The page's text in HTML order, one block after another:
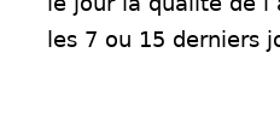
les 7 ou 15 derniers